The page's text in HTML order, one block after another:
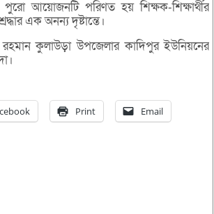
পুরো আয়োজনটি পরিণত হয় শিক্ষক-শিক্ষার্থীর
এক অনন্য দৃষ্টান্তে।
কুলাউড়া উপজেলার কাদিপুর ইউনিয়নের
Print Email